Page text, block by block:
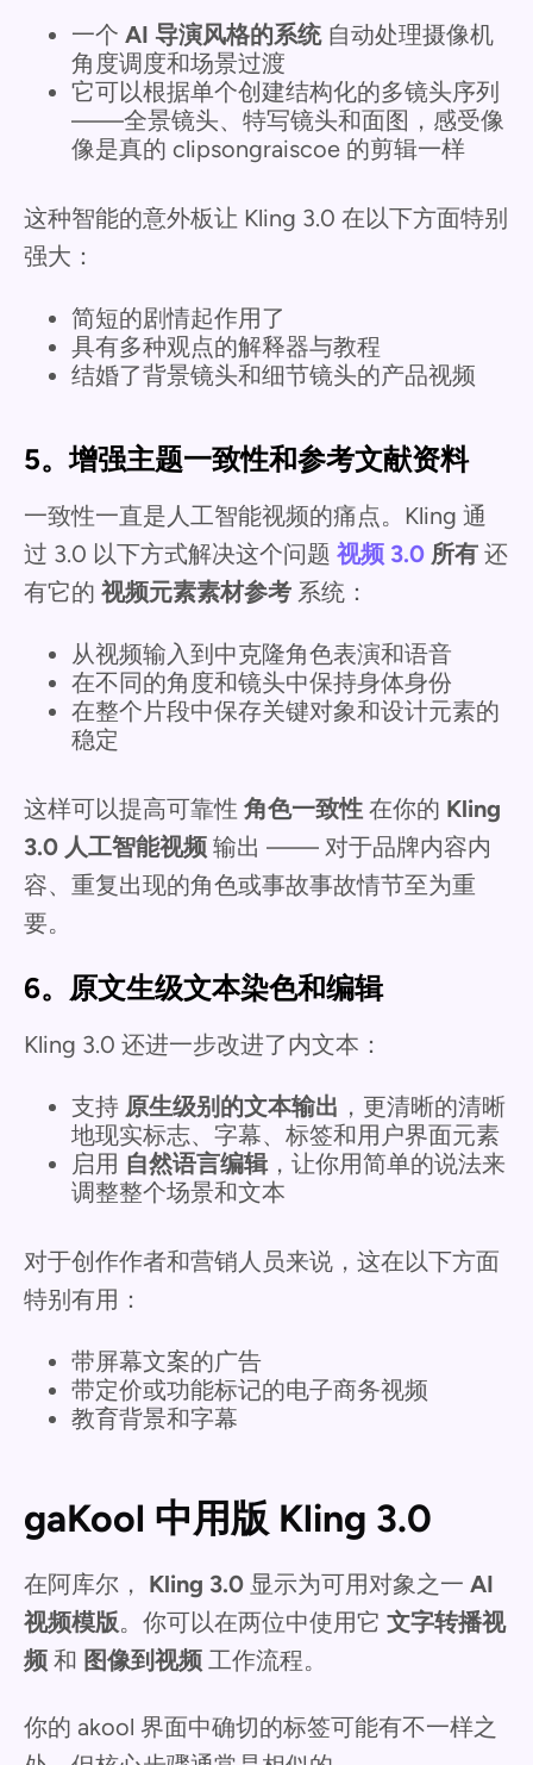
一个 AI 导演风格的系统自动处理摄像机
角度调度和场景过渡
它可以根据单个创建结构化的多镜头序列
——全景镜头、特写镜头和面图，感受像
像是真的 clipsongraiscoe 的剪辑一样
这种智能的意外板让 Kling 3.0 在以下方面特别
强大：
简短的剧情起作用了
具有多种观点的解释器与教程
结婚了背景镜头和细节镜头的产品视频
5。增强主题一致性和参考文献资料
一致性一直是人工智能视频的痛点。Kling 通
过 3.0 以下方式解决这个问题 视频 3.0 所有 还
有它的 视频元素素材参考 系统：
从视频输入到中克隆角色表演和语音
在不同的角度和镜头中保持身体身份
在整个片段中保存关键对象和设计元素的
稳定
这样可以提高可靠性 角色一致性 在你的 Kling
3.0 人工智能视频 输出 —— 对于品牌内容内
容、重复出现的角色或事故事故情节至为重
要。
6。原文生级文本染色和编辑
Kling 3.0 还进一步改进了内文本：
支持 原生级别的文本输出 ，更清晰的清晰
地现实标志、字幕、标签和用户界面元素
启用 自然语言编辑，让你用简单的说法来
调整整个场景和文本
对于创作作者和营销人员来说，这在以下方面
特别有用：
带屏幕文案的广告
带定价或功能标记的电子商务视频
教育背景和字幕
gaKool 中用版 Kling 3.0
在阿库尔， Kling 3.0 显示为可用对象之一 AI
视频模版。你可以在两位中使用它 文字转播视
频 和 图像到视频 工作流程。
你的 akool 界面中确切的标签可能有不一样之